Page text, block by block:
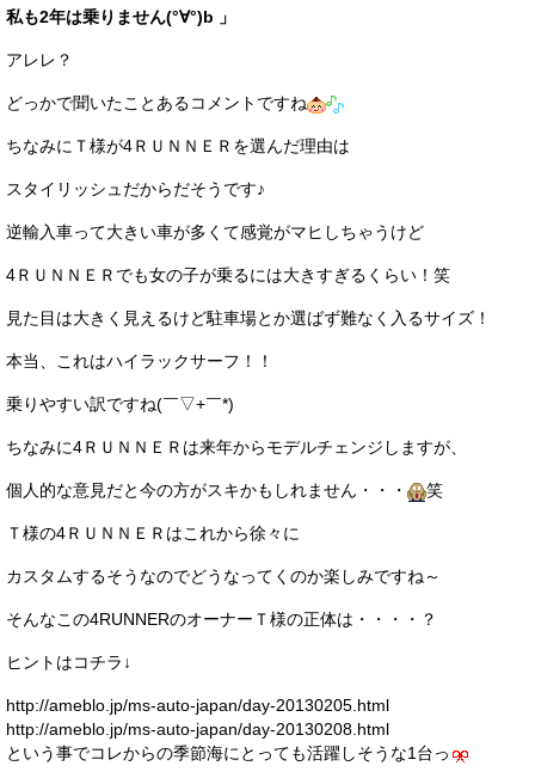
私も2年は乗りません(°∀°)b 」
アレレ？
どっかで聞いたことあるコメントですね
ちなみにＴ様が4ＲＵＮＮＥＲを選んだ理由は
スタイリッシュだからだそうです♪
逆輸入車って大きい車が多くて感覚がマヒしちゃうけど
4ＲＵＮＮＥＲでも女の子が乗るには大きすぎるくらい！笑
見た目は大きく見えるけど駐車場とか選ばず難なく入るサイズ！
本当、これはハイラックサーフ！！
乗りやすい訳ですね(￣▽+￣*)
ちなみに4ＲＵＮＮＥＲは来年からモデルチェンジしますが、
個人的な意見だと今の方がスキかもしれません・・・ 笑
Ｔ様の4ＲＵＮＮＥＲはこれから徐々に
カスタムするそうなのでどうなってくのか楽しみですね～
そんなこの4RUNNERのオーナーＴ様の正体は・・・・？
ヒントはコチラ↓
http://ameblo.jp/ms-auto-japan/day-20130205.html
http://ameblo.jp/ms-auto-japan/day-20130208.html
という事でコレからの季節海にとっても活躍しそうな1台っ